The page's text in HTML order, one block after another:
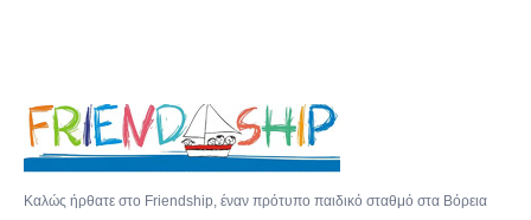
Καλώς ήρθατε στο Friendship, έναν πρότυπο παιδικό σταθμό στα Βόρεια